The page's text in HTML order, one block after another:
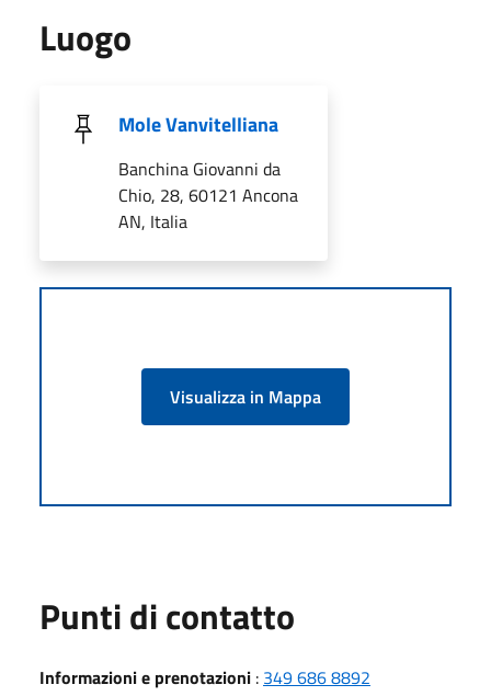
Luogo
Mole Vanvitelliana
Banchina Giovanni da
Chio, 28, 60121 Ancona
AN, Italia
Visualizza in Mappa
Punti di contatto
Informazioni e prenotazioni : 349 686 8892